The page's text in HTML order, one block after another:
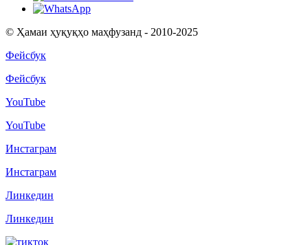
© Ҳамаи ҳуқуқҳо маҳфузанд - 2010-2025
Фейсбук
Фейсбук
YouTube
YouTube
Инстаграм
Инстаграм
Линкедин
Линкедин